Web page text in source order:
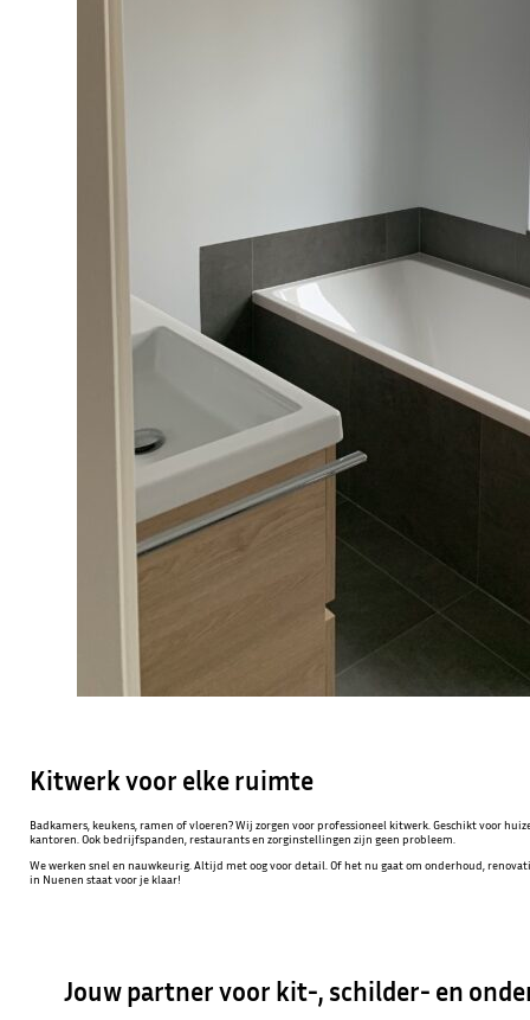
Kitwerk voor elke ruimte
Badkamers, keukens, ramen of vloeren? Wij zorgen voor professioneel kitwerk. Geschikt voor
kantoren. Ook bedrijfspanden, restaurants en zorginstellingen zijn geen probleem.
We werken snel en nauwkeurig. Altijd met oog voor detail. Of het nu gaat om onderhoud,
in Nuenen staat voor je klaar!
Jouw partner voor kit-, schilder- en